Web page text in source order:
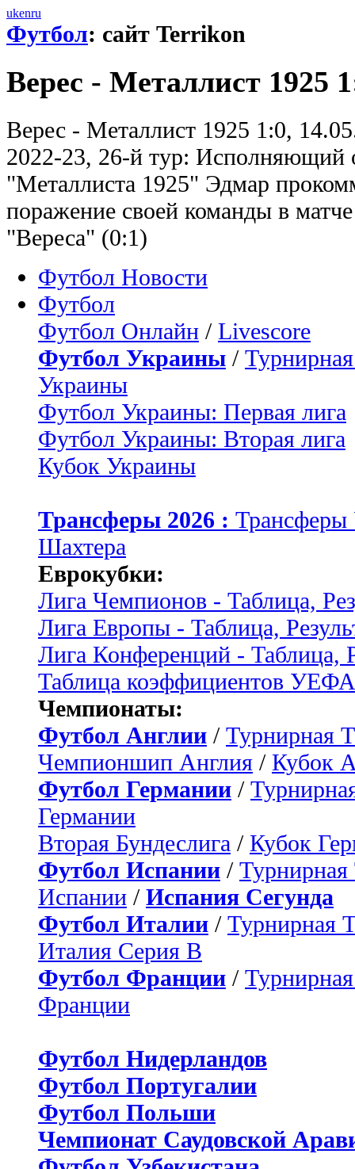
ukenru
Футбол: сайт Terrikon
Верес - Металлист 1925
Верес - Металлист 1925 1:0,
2022-23, 26-й тур: Исполняющий
"Металлиста 1925" Эдмар
поражение своей команды в
"Вереса" (0:1)
Футбол Новости
Футбол
Футбол Онлайн / Livescore
Футбол Украины /
Украины
Футбол Украины: Первая лига
Футбол Украины: Вторая лига
Кубок Украины
Трансферы 2026 :
Шахтера
Еврокубки:
Лига Чемпионов - Таблица,
Лига Европы - Таблица,
Лига Конференций - Таблица,
Таблица коэффициентов УЕФА
Чемпионаты:
Футбол Англии / Турнирная
Чемпионшип Англия / Кубок
Футбол Германии /
Германии
Вторая Бундеслига / Кубок
Футбол Испании / Турнирная
Испании / Испания Сегунда
Футбол Италии / Турнирная
Италия Серия B
Футбол Франции /
Франции
Футбол Нидерландов
Футбол Португалии
Футбол Польши
Чемпионат Саудовской